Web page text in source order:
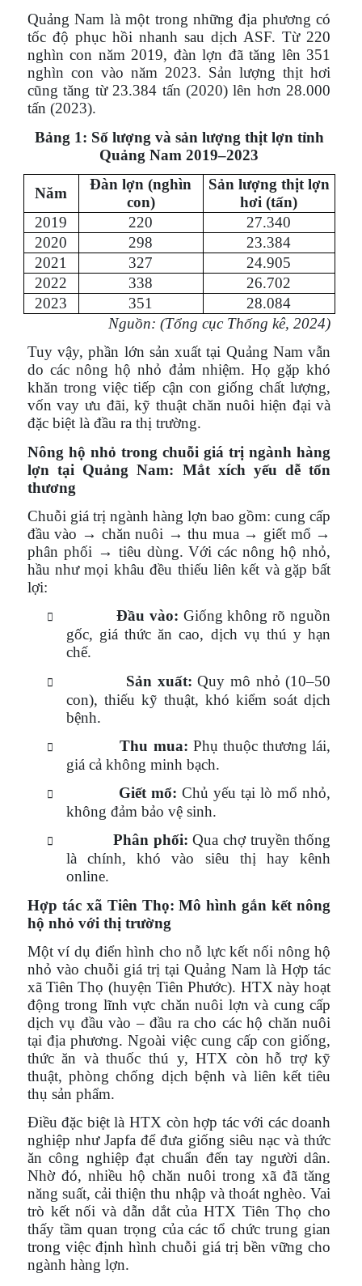
Quảng Nam là một trong những địa phương có
tốc độ phục hồi nhanh sau dịch ASF. Từ 220
nghìn con năm 2019, đàn lợn đã tăng lên 351
nghìn con vào năm 2023. Sản lượng thịt hơi
cũng tăng từ 23.384 tấn (2020) lên hơn 28.000
tấn (2023).
Bảng 1: Số lượng và sản lượng thịt lợn tỉnh
Quảng Nam 2019–2023
Năm
Đàn lợn (nghìn
con)
Sản lượng thịt lợn
hơi (tấn)
2019
220
27.340
2020
298
23.384
2021
327
24.905
2022
338
26.702
2023
351
28.084
Nguồn: (Tổng cục Thống kê, 2024)
Tuy vậy, phần lớn sản xuất tại Quảng Nam vẫn
do các nông hộ nhỏ đảm nhiệm. Họ gặp khó
khăn trong việc tiếp cận con giống chất lượng,
vốn vay ưu đãi, kỹ thuật chăn nuôi hiện đại và
đặc biệt là đầu ra thị trường.
Nông hộ nhỏ trong chuỗi giá trị ngành hàng
lợn tại Quảng Nam: Mắt xích yếu dễ tổn
thương
Chuỗi giá trị ngành hàng lợn bao gồm: cung cấp
đầu vào → chăn nuôi → thu mua → giết mổ →
phân phối → tiêu dùng. Với các nông hộ nhỏ,
hầu như mọi khâu đều thiếu liên kết và gặp bất
lợi:
 Đầu vào: Giống không rõ nguồn
gốc, giá thức ăn cao, dịch vụ thú y hạn
chế.
 Sản xuất: Quy mô nhỏ (10–50
con), thiếu kỹ thuật, khó kiểm soát dịch
bệnh.
 Thu mua: Phụ thuộc thương lái,
giá cả không minh bạch.
 Giết mổ: Chủ yếu tại lò mổ nhỏ,
không đảm bảo vệ sinh.
 Phân phối: Qua chợ truyền thống
là chính, khó vào siêu thị hay kênh
online.
Hợp tác xã Tiên Thọ: Mô hình gắn kết nông
hộ nhỏ với thị trường
Một ví dụ điển hình cho nỗ lực kết nối nông hộ
nhỏ vào chuỗi giá trị tại Quảng Nam là Hợp tác
xã Tiên Thọ (huyện Tiên Phước). HTX này hoạt
động trong lĩnh vực chăn nuôi lợn và cung cấp
dịch vụ đầu vào – đầu ra cho các hộ chăn nuôi
tại địa phương. Ngoài việc cung cấp con giống,
thức ăn và thuốc thú y, HTX còn hỗ trợ kỹ
thuật, phòng chống dịch bệnh và liên kết tiêu
thụ sản phẩm.
Điều đặc biệt là HTX còn hợp tác với các doanh
nghiệp như Japfa để đưa giống siêu nạc và thức
ăn công nghiệp đạt chuẩn đến tay người dân.
Nhờ đó, nhiều hộ chăn nuôi trong xã đã tăng
năng suất, cải thiện thu nhập và thoát nghèo. Vai
trò kết nối và dẫn dắt của HTX Tiên Thọ cho
thấy tầm quan trọng của các tổ chức trung gian
trong việc định hình chuỗi giá trị bền vững cho
ngành hàng lợn.